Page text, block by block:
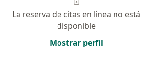
La reserva de citas en línea no está
disponible
Mostrar perfil